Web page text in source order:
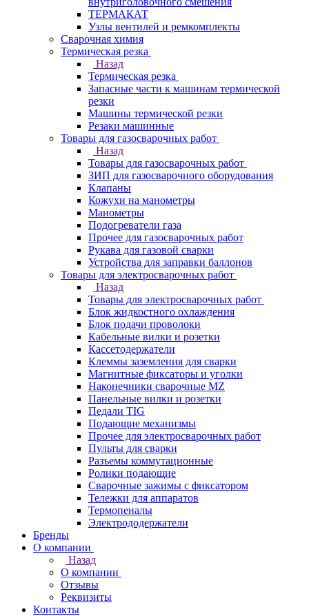
ТЕРМАКАТ
Узлы вентилей и ремкомплекты
Сварочная химия
Термическая резка
Назад
Термическая резка
Запасные части к машинам термической
резки
Машины термической резки
Резаки машинные
Товары для газосварочных работ
Назад
Товары для газосварочных работ
ЗИП для газосварочного оборудования
Клапаны
Кожухи на манометры
Манометры
Подогреватели газа
Прочее для газосварочных работ
Рукава для газовой сварки
Устройства для заправки баллонов
Товары для электросварочных работ
Назад
Товары для электросварочных работ
Блок жидкостного охлаждения
Блок подачи проволоки
Кабельные вилки и розетки
Кассетодержатели
Клеммы заземления для сварки
Магнитные фиксаторы и уголки
Наконечники сварочные MZ
Панельные вилки и розетки
Педали TIG
Подающие механизмы
Прочее для электросварочных работ
Пульты для сварки
Разъемы коммутационные
Ролики подающие
Сварочные зажимы с фиксатором
Тележки для аппаратов
Термопеналы
Электрододержатели
Бренды
О компании
Назад
О компании
Отзывы
Реквизиты
Контакты